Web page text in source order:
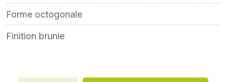
Forme octogonale
Finition brunie